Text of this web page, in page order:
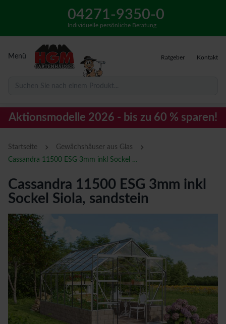
04271-9350-0
Individuelle persönliche Beratung
Menü Ratgeber Kontakt
Suchen Sie nach einem Produkt...
Aktionsmodelle 2026 - bis zu 60 % sparen!
Startseite › Gewächshäuser aus Glas ›
Cassandra 11500 ESG 3mm inkl Sockel Siola, sandstein
Cassandra 11500 ESG 3mm inkl
Sockel Siola, sandstein